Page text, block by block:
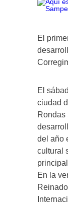
El
El
ciudad
Rondas
del año
cultural
En la